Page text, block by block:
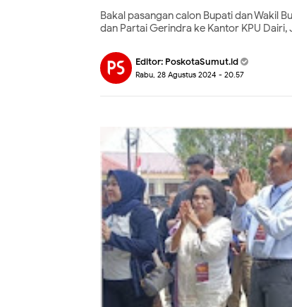
Bakal pasangan calon Bupati dan Wakil
dan Partai Gerindra ke Kantor KPU Dairi,
Editor: PoskotaSumut.id
Rabu, 28 Agustus 2024 - 20.57